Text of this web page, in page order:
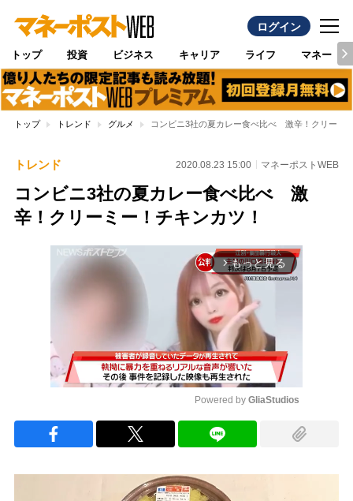
ログイン
トップ 投資 ビジネス キャリア ライフ マネー
トップ トレンド グルメ コンビニ3社の夏カレー食べ比べ 激辛！クリーミ
トレンド 2020.08.23 15:00 マネーポストWEB
コンビニ3社の夏カレー食べ比べ 激
辛！クリーミー！チキンカツ！
arrow_forward_ios もっと見る
Powered by GliaStudios